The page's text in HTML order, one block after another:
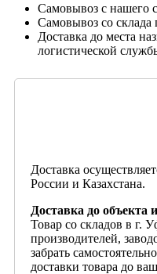
Самовывоз с нашего
Самовывоз со склада
Доставка до места
логистической
Доставка
России и Казахстана.
Доставка до объекта
Товар со складов в г.
производителей,
забрать
доставки товара до